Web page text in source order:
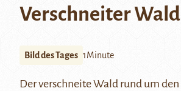
Verschneiter Wald
Bild des Tages 1Minute
Der verschneite Wald rund um den